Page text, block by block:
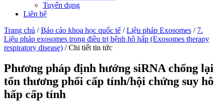
Tuyển dụng
Liên hệ
Trang chủ /Báo cáo khoa học quốc tế /Liệu pháp Exosomes / 7.
Liệu pháp exosomes trong điều trị bệnh hô hấp (Exosomes therapy
respiratory disease) /Chi tiết tin tức
Phương pháp định hướng siRNA chống lại
tổn thương phổi cấp tính/hội chứng suy hô
hấp cấp tính